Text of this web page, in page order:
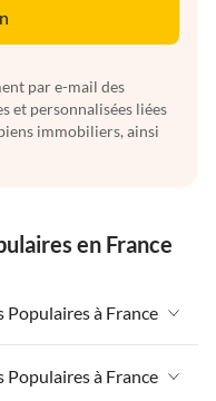
par e-mail des
et personnalisées liées
immobiliers, ainsi
en France
Populaires à France
Populaires à France